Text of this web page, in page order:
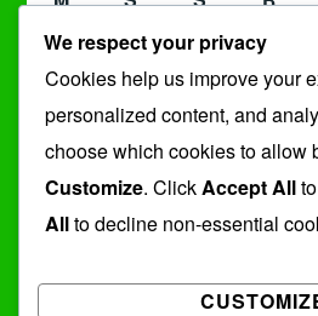
2
3 4 5
9
10 11 12
16
17 18 19
30
31
« Jul
We respect your privacy
Cookies help us improve your
personalized content, and
choose which cookies to allow
Customize. ClickAccept All
Allto decline non-essential